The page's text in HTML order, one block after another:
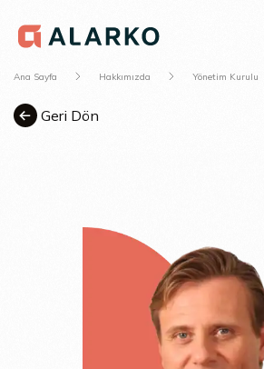
Ana Sayfa Hakkımızda Yönetim Kurulu
Geri Dön